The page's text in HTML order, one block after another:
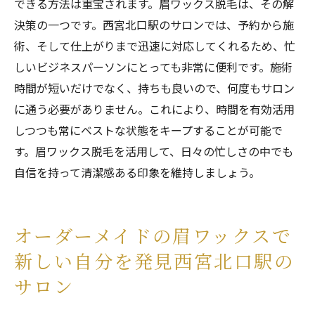
できる方法は重宝されます。眉ワックス脱毛は、その解
決策の一つです。西宮北口駅のサロンでは、予約から施
術、そして仕上がりまで迅速に対応してくれるため、忙
しいビジネスパーソンにとっても非常に便利です。施術
時間が短いだけでなく、持ちも良いので、何度もサロン
に通う必要がありません。これにより、時間を有効活用
しつつも常にベストな状態をキープすることが可能で
す。眉ワックス脱毛を活用して、日々の忙しさの中でも
自信を持って清潔感ある印象を維持しましょう。
オーダーメイドの眉ワックスで
新しい自分を発見西宮北口駅の
サロン